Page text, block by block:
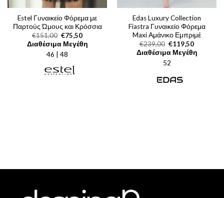
Estel Γυναικείο Φόρεμα με
Παρτούς Ώμους και Κρόσσια
€151,00 Original
price
was:
€151,00.
€75,50Η
τρέχουσα
τιμή
Διαθέσιμα Μεγέθη
46 | 48
Edas Luxury Collection
Fiastra Γυναικείο Φόρεμα
Maxi Αμάνικο Εμπριμέ
€239,00 Original
price
was:
€239,00.
€119,50Η
τρέχουσα
τιμή
Διαθέσιμα Μεγέθη
52